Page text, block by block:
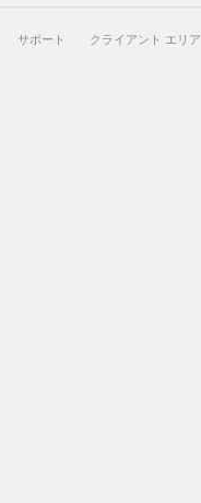
サポート クライアント エリア